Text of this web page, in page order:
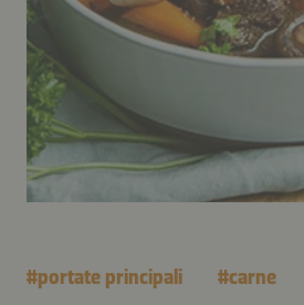
#portate principali #carne